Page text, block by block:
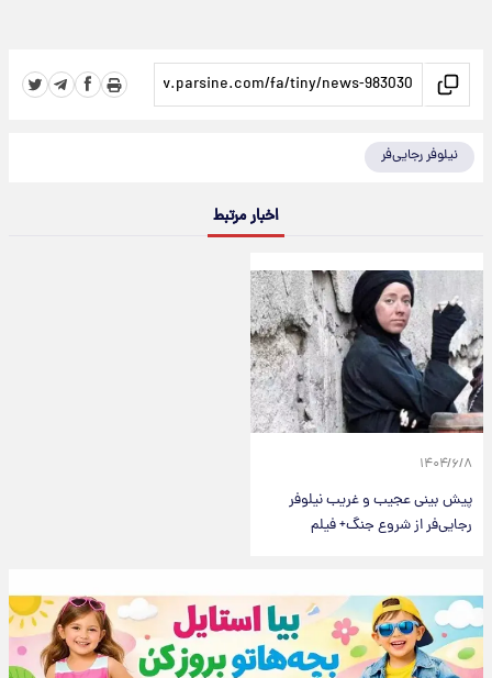
نیلوفر رجایی‌فر
اخبار مرتبط
۱۴۰۴/۶/۸
پیش بینی عجیب و غریب نیلوفر
رجایی‌فر از شروع جنگ+ فیلم